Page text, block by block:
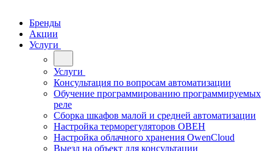
Бренды
Акции
Услуги
Услуги
Консультация по вопросам автоматизации
Обучение программированию программируемых
реле
Сборка шкафов малой и средней автоматизации
Настройка терморегуляторов ОВЕН
Настройка облачного хранения OwenCloud
Выезд на объект для консультации